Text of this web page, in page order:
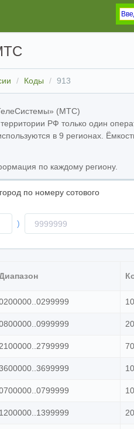
Коды 913
(МТС)
РФ только один
в 9 регионах.
по каждому региону.
по номеру сотового
)
телефона
2100000..2799999
1200000..1399999